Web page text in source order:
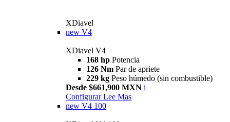
XDiavel
new V4
XDiavel V4
168 hp Potencia
126 Nm Par de apriete
229 kg Peso húmedo (sin combustible)
Desde $661,900 MXN i
Configurar Lee Mas
new V4 100